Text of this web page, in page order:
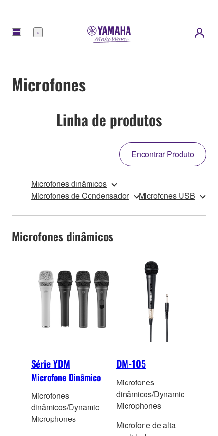
Menu
Microfones
Linha de produtos
Encontrar Produto
Microfones dinâmicos
Microfones de Condensador
Microfones USB
Microfones dinâmicos
Série YDM
Microfone Dinâmico
Microfones
dinâmicos/Dynamic
Microphones
DM-105
Microfones
dinâmicos/Dynamic
Microphones
Microfone de alta